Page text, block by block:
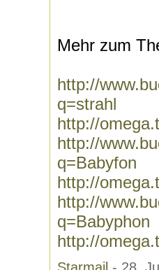
Mehr zum
http://
q=strahl
http://
http://
q=Babyfon
http://
http://
q=Babyphon
http://